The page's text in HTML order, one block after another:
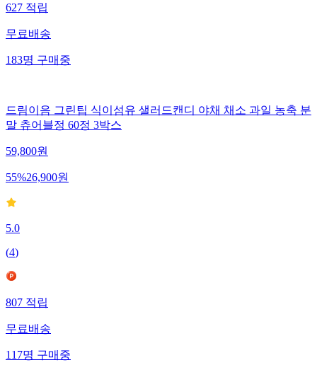
627적립
무료배송
183명구매중
드림이음 그린팁 식이섬유 샐러드캔디 야채 채소 과일 농축 분
말 츄어블정 60정 3박스
59,800원
55%26,900원
5.0
(4)
807적립
무료배송
117명구매중